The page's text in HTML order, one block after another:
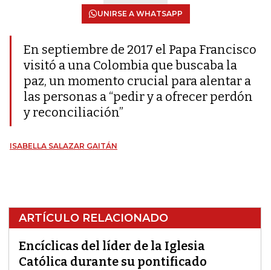
UNIRSE A WHATSAPP
En septiembre de 2017 el Papa Francisco
visitó a una Colombia que buscaba la
paz, un momento crucial para alentar a
las personas a “pedir y a ofrecer perdón
y reconciliación”
ISABELLA SALAZAR GAITÁN
ARTÍCULO RELACIONADO
Encíclicas del líder de la Iglesia
Católica durante su pontificado